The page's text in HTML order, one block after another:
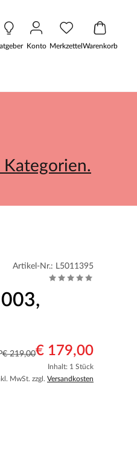
Konto MerkzettelWarenkorb
Kategorien.
Artikel-Nr.: L5011395
€ 219,00€ 179,00
Inhalt: 1 Stück
MwSt. zzgl. Versandkosten